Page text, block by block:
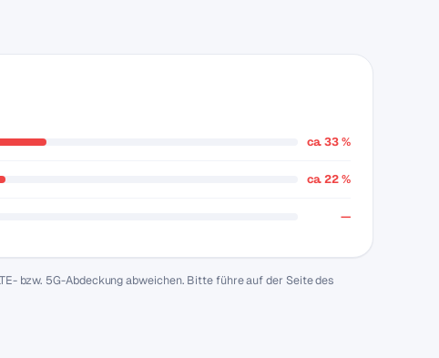
ca. 33 %
ca. 22 %
—
bzw. 5G-Abdeckung abweichen. Bitte führe auf der Seite des